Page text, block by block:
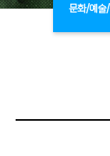
문화/예술/